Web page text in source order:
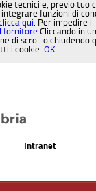
tecnici e, previo tuo
funzioni di
qui. Per impedire
fornitore Cliccando in
di scroll o chiudendo
i cookie. OK
Intranet